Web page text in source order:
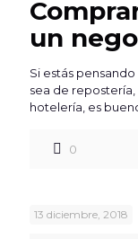
un
Si estás
sea de
hotelería, es
0
13 diciembre, 2018